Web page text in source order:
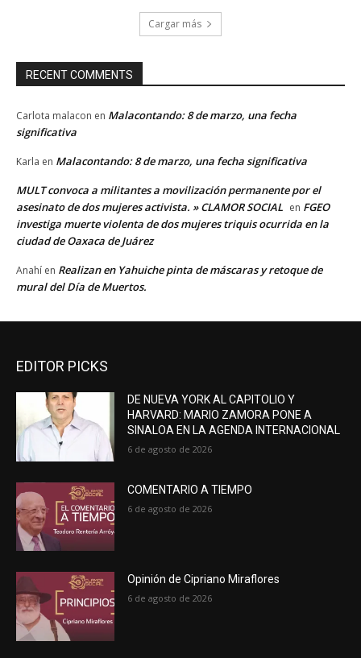
Cargar más
RECENT COMMENTS
Carlota malacon en Malacontando: 8 de marzo, una fecha
significativa
Karla en Malacontando: 8 de marzo, una fecha significativa
MULT convoca a militantes a movilización permanente por el
asesinato de dos mujeres activista. » CLAMOR SOCIAL en FGEO
investiga muerte violenta de dos mujeres triquis ocurrida en la
ciudad de Oaxaca de Juárez
Anahí en Realizan en Yahuiche pinta de máscaras y retoque de
mural del Día de Muertos.
EDITOR PICKS
DE NUEVA YORK AL CAPITOLIO Y
HARVARD: MARIO ZAMORA PONE A
SINALOA EN LA AGENDA INTERNACIONAL
6 de agosto de 2026
COMENTARIO A TIEMPO
6 de agosto de 2026
Opinión de Cipriano Miraflores
6 de agosto de 2026